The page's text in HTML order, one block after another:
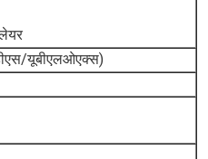
यूबीएलओएक्स)